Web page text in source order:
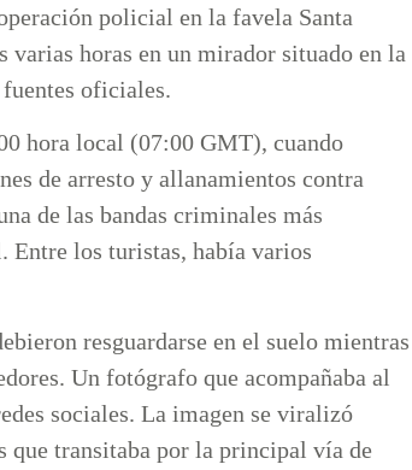
policial en la favela Santa
varias horas en un mirador situado en la
oficiales.
hora local (07:00 GMT), cuando
de arresto y allanamientos contra
de las bandas criminales más
Entre los turistas, había varios
resguardarse en el suelo mientras
Un fotógrafo que acompañaba al
sociales. La imagen se viralizó
que transitaba por la principal vía de